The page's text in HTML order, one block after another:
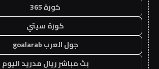
كورة 365
كورة سيتي
جول العرب goalarab
بث مباشر ريال مدريد اليوم